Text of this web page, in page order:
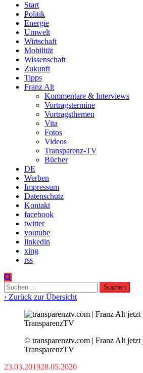
Start
Politik
Energie
Umwelt
Wirtschaft
Mobilität
Wissenschaft
Zukunft
Tipps
Franz Alt
Kommentare & Interviews
Vortragstermine
Vortragsthemen
Vita
Fotos
Videos
Transparenz-TV
Bücher
DE
Werben
Impressum
Datenschutz
Kontakt
facebook
twitter
youtube
linkedin
xing
rss
Suchen
nach:
‹ Zurück zur Übersicht
© transparenztv.com | Franz Alt jetzt
TransparenzTV
23.03.201928.05.2020